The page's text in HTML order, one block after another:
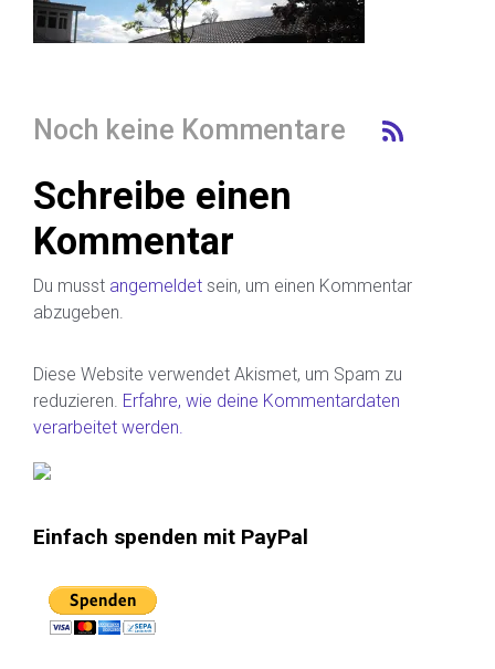
Noch keine Kommentare
Schreibe einen
Kommentar
Du musst angemeldet sein, um einen Kommentar
abzugeben.
Diese Website verwendet Akismet, um Spam zu
reduzieren. Erfahre, wie deine Kommentardaten
verarbeitet werden.
Einfach spenden mit PayPal